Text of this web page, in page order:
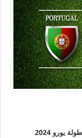
يورو 2024